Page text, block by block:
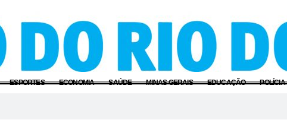
ESPORTES ECONOMIA SAÚDE MINAS GERAIS EDUCAÇÃO POLÍCIA